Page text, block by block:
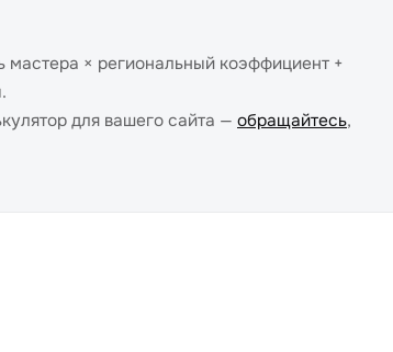
мастера × региональный коэффициент +
для вашего сайта — обращайтесь,